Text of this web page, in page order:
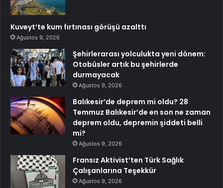
Kuveyt’te kum fırtınası görüşü azalttı
Ağustos 9, 2026
Şehirlerarası yolculukta yeni dönem:
Otobüsler artık bu şehirlerde
durmayacak
Ağustos 9, 2026
Balıkesir’de deprem mi oldu? 28
Temmuz Balıkesir’de en son ne zaman
deprem oldu, depremin şiddeti belli
mi?
Ağustos 9, 2026
Fransız Aktivist’ten Türk Sağlık
Çalışanlarına Teşekkür
Ağustos 9, 2026